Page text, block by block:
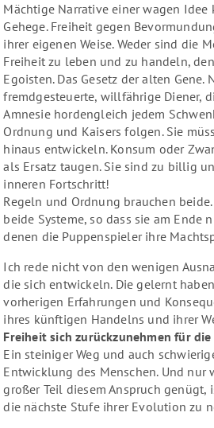
Mächtige Narrative einer wagen Idee
Gehege. Freiheit gegen
ihrer eigenen Weise. Weder sind die
Freiheit zu leben und zu handeln,
Egoisten. Das Gesetz der alten Gene.
fremdgesteuerte, willfährige Diener,
Amnesie hordengleich jedem
Ordnung und Kaisers folgen. Sie
hinaus entwickeln. Konsum oder
als Ersatz taugen. Sie sind zu billig
inneren Fortschritt!
Regeln und Ordnung brauchen
beide Systeme, so dass sie am Ende
denen die Puppenspieler ihre
Ich rede nicht von den wenigen
die sich entwickeln. Die gelernt
vorherigen Erfahrungen und
ihres künftigen Handelns und ihrer
Freiheit sich zurückzunehmen für
Ein steiniger Weg und auch
Entwicklung des Menschen. Und nur
großer Teil diesem Anspruch genügt,
die nächste Stufe ihrer Evolution zu